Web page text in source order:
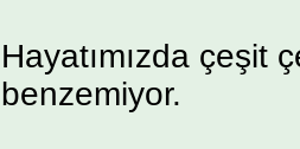
Hayatımızda çeşit
benzemiyor.